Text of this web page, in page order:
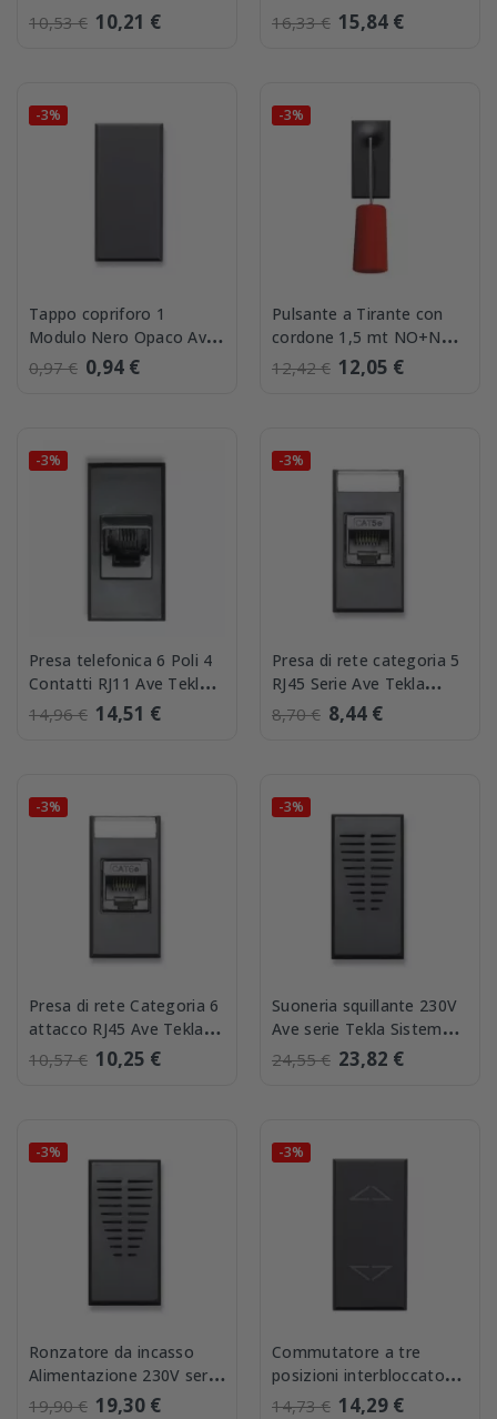
445010
10,53 € 10,21 €
Ave Tekla 445010AS
16,33 € 15,84 €
-3%
Tappo copriforo 1
Modulo Nero Opaco Ave
Tekla 445013
0,97 € 0,94 €
-3%
Pulsante a Tirante con
cordone 1,5 mt NO+NC
Ave Tekla 445017
12,42 € 12,05 €
-3%
Presa telefonica 6 Poli 4
Contatti RJ11 Ave Tekla
445024
14,96 € 14,51 €
-3%
Presa di rete categoria 5
RJ45 Serie Ave Tekla
445027C5E
8,70 € 8,44 €
-3%
Presa di rete Categoria 6
attacco RJ45 Ave Tekla
445027C6
10,57 € 10,25 €
-3%
Suoneria squillante 230V
Ave serie Tekla Sistema
44 445029
24,55 € 23,82 €
-3%
Ronzatore da incasso
Alimentazione 230V serie
Ave Tekla 445031
19,90 € 19,30 €
-3%
Commutatore a tre
posizioni interbloccato
Ave Tekla 445051BS
14,73 € 14,29 €